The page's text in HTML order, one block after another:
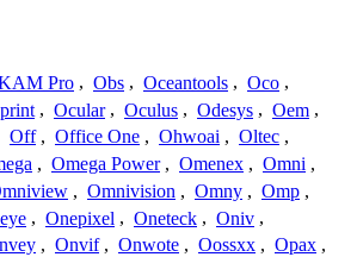
Pro , Obs , Oceantools , Oco ,
, Ocular , Oculus , Odesys , Oem ,
Off , Office One , Ohwoai , Oltec ,
, Omega Power , Omenex , Omni ,
, Omnivision , Omny , Omp ,
, Onepixel , Oneteck , Oniv ,
, Onvif , Onwote , Oossxx , Opax ,